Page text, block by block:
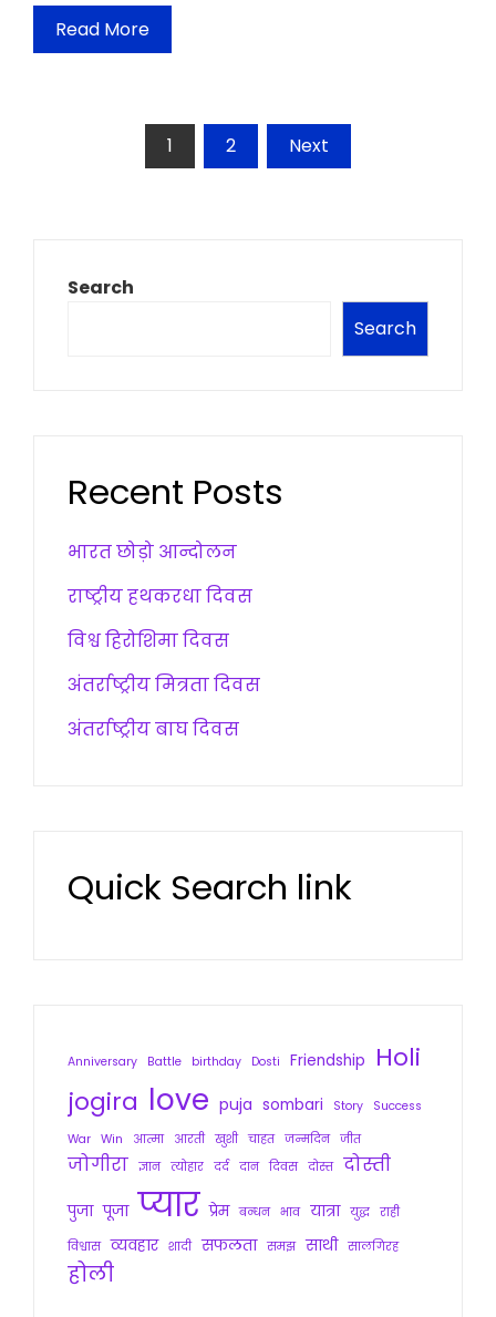
Read More
pagination
1 2 Next
Search
Search
Recent Posts
भारत छोड़ो आन्दोलन
राष्ट्रीय हथकरधा दिवस
विश्व हिरोशिमा दिवस
अंतर्राष्ट्रीय मित्रता दिवस
अंतर्राष्ट्रीय बाघ दिवस
Quick Search link
Anniversary Battle birthday Dosti Friendship
Holi
jogira love puja sombari Story
Success
War Win आत्मा आरती खुशी चाहत जन्मदिन जीत
जोगीरा ज्ञान त्योहार दर्द दान दिवस दोस्त दोस्ती
पुजा पूजा प्यार प्रेम बन्धन भाव यात्रा युद्ध राही
विश्वास व्यवहार शादी सफलता समझ साथी सालगिरह
होली